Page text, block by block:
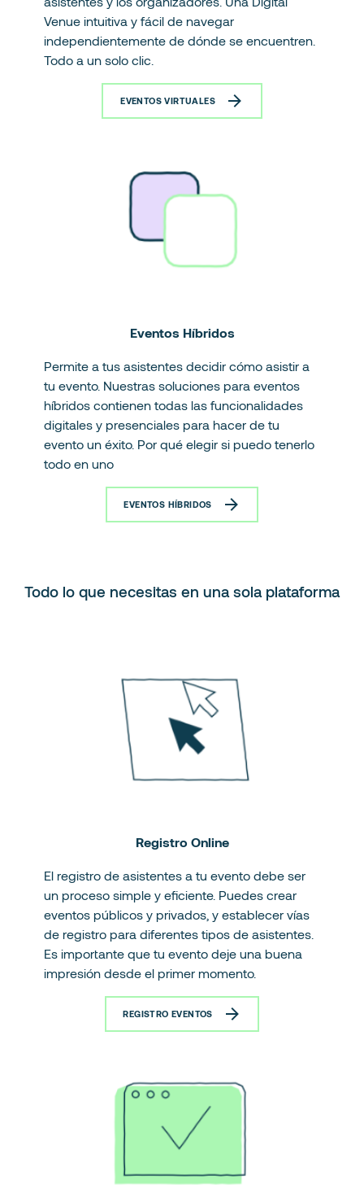
Venue intuitiva y fácil de navegar
independientemente de dónde se encuentren.
Todo a un solo clic.
EVENTOS VIRTUALES
Eventos Híbridos
Permite a tus asistentes decidir cómo asistir a
tu evento. Nuestras soluciones para eventos
híbridos contienen todas las funcionalidades
digitales y presenciales para hacer de tu
evento un éxito. Por qué elegir si puedo tenerlo
todo en uno
EVENTOS HÍBRIDOS
Todo lo que necesitas en una sola plataforma
Registro Online
El registro de asistentes a tu evento debe ser
un proceso simple y eficiente. Puedes crear
eventos públicos y privados, y establecer vías
de registro para diferentes tipos de asistentes.
Es importante que tu evento deje una buena
impresión desde el primer momento.
REGISTRO EVENTOS